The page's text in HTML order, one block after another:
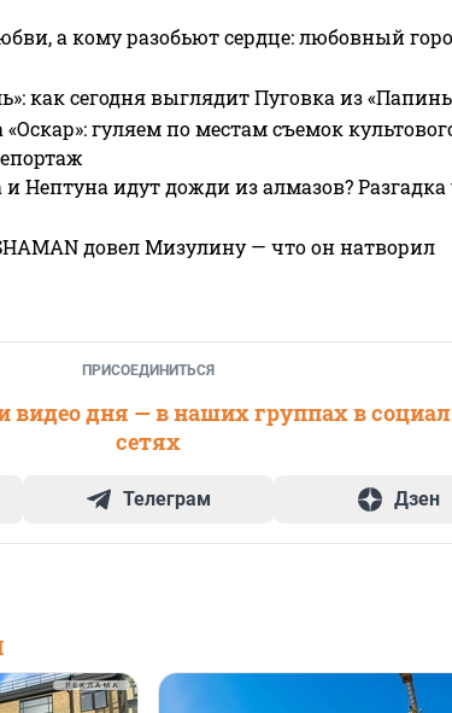
а кому разобьют сердце: любовный
как сегодня выглядит Пуговка из
гуляем по местам съемок
Нептуна идут дожди из алмазов?
довел Мизулину — что он натворил
ПРИСОЕДИНИТЬСЯ
видео дня — в наших группах в
сетях
Телеграм Дзен